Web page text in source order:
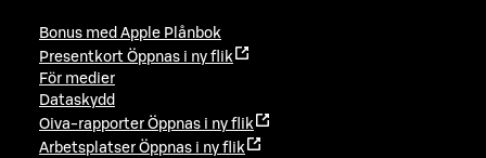
Bonus med Apple Plånbok
Presentkort Öppnas i ny flik
För medier
Dataskydd
Oiva-rapporter Öppnas i ny flik
Arbetsplatser Öppnas i ny flik